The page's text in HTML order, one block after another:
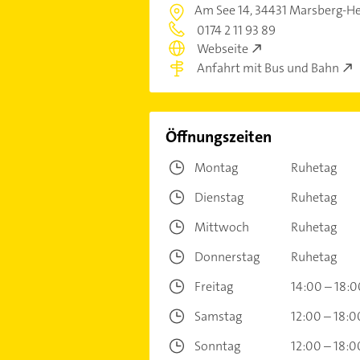
Am See 14,34431 Marsberg-
0174 2 11 93 89
Webseite
Anfahrt mit Bus und Bahn
Öffnungszeiten
Montag
Ruhetag
Dienstag
Ruhetag
Mittwoch
Ruhetag
Donnerstag
Ruhetag
Freitag
14:00 –
Samstag
12:00 –
Sonntag
12:00 –